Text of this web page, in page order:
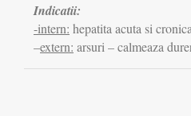
Indicatii:
-intern: hepatita acuta si
–extern: arsuri – calmeaza